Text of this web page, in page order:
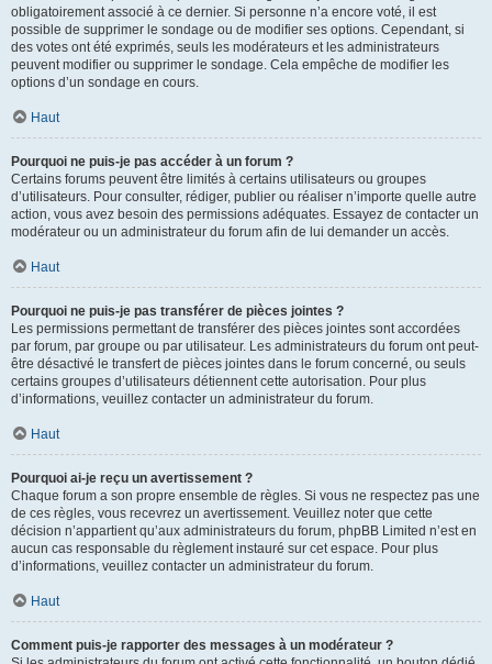
obligatoirement associé à ce dernier. Si personne n’a encore voté, il est
possible de supprimer le sondage ou de modifier ses options. Cependant, si
des votes ont été exprimés, seuls les modérateurs et les administrateurs
peuvent modifier ou supprimer le sondage. Cela empêche de modifier les
options d’un sondage en cours.
Haut
Pourquoi ne puis-je pas accéder à un forum ?
Certains forums peuvent être limités à certains utilisateurs ou groupes
d’utilisateurs. Pour consulter, rédiger, publier ou réaliser n’importe quelle autre
action, vous avez besoin des permissions adéquates. Essayez de contacter un
modérateur ou un administrateur du forum afin de lui demander un accès.
Haut
Pourquoi ne puis-je pas transférer de pièces jointes ?
Les permissions permettant de transférer des pièces jointes sont accordées
par forum, par groupe ou par utilisateur. Les administrateurs du forum ont peut-
être désactivé le transfert de pièces jointes dans le forum concerné, ou seuls
certains groupes d’utilisateurs détiennent cette autorisation. Pour plus
d’informations, veuillez contacter un administrateur du forum.
Haut
Pourquoi ai-je reçu un avertissement ?
Chaque forum a son propre ensemble de règles. Si vous ne respectez pas une
de ces règles, vous recevrez un avertissement. Veuillez noter que cette
décision n’appartient qu’aux administrateurs du forum, phpBB Limited n’est en
aucun cas responsable du règlement instauré sur cet espace. Pour plus
d’informations, veuillez contacter un administrateur du forum.
Haut
Comment puis-je rapporter des messages à un modérateur ?